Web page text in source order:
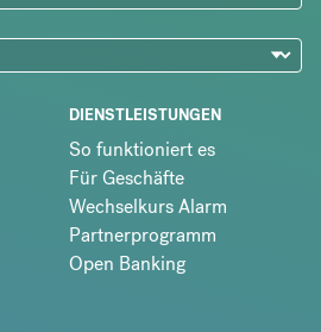
DIENSTLEISTUNGEN
So funktioniert es
Für Geschäfte
Wechselkurs Alarm
Partnerprogramm
Open Banking